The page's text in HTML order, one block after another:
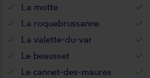
La motte
La roquebrussanne
La valette-du-var
Le beausset
Le cannet-des-maures